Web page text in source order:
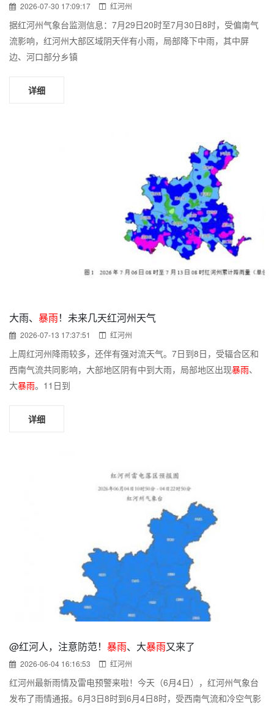
2026-07-30 17:09:17 红河州
据红河州气象台监测信息：7月29日20时至7月30日8时，受偏南气
流影响，红河州大部区域阴天伴有小雨，局部降下中雨，其中屏
边、河口部分乡镇
详细
大雨、 暴雨！未来几天红河州天气
2026-07-13 17:37:51 红河州
上周红河州降雨较多，还伴有强对流天气。7日到8日，受辐合区和
西南气流共同影响，大部地区阴有中到大雨，局部地区出现暴雨、
大暴雨。11日到
详细
@红河人，注意防范！ 暴雨、大暴雨又来了
2026-06-04 16:16:53 红河州
红河州最新雨情及雷电预警来啦！今天（6月4日），红河州气象台
发布了雨情通报。6月3日8时到6月4日8时，受西南气流和冷空气影